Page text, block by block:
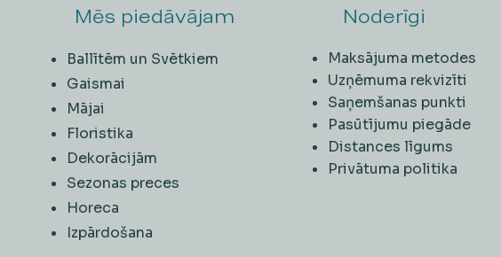
Mēs piedāvājam
Ballītēm un Svētkiem
Gaismai
Mājai
Floristika
Dekorācijām
Sezonas preces
Horeca
​Izpārdošana
Noderīgi
Maksājuma metodes
Uzņēmuma rekvizīti
Saņemšanas punkti
Pasūtījumu piegāde
Distances līgums
Privātuma politika